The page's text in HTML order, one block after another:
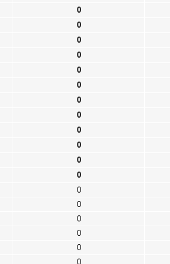
0
0
0
0
0
0
0
0
0
0
0
0
0
0
0
0
0
0